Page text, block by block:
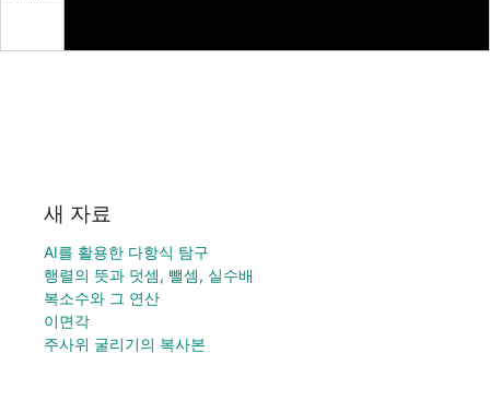
새 자료
AI를 활용한 다항식 탐구
행렬의 뜻과 덧셈, 뺄셈, 실수배
복소수와 그 연산
이면각
주사위 굴리기의 복사본